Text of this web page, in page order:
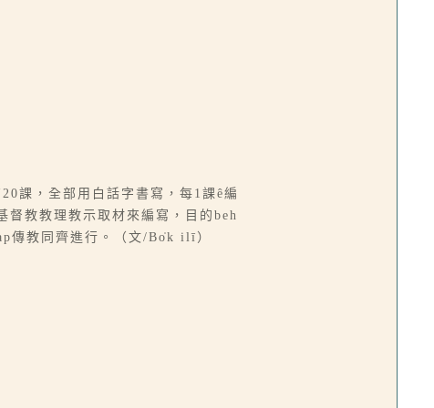
課，全部用白話字書寫，每1課ê編
督教教理教示取材來編寫，目的beh
傳教同齊進行。（文/Bo̍k ilī）